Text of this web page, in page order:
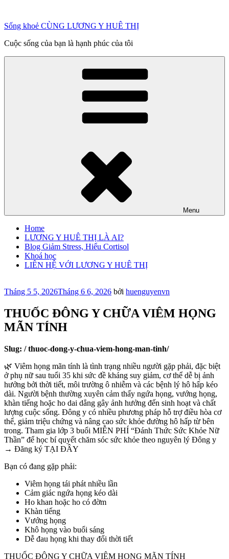
phần
dung
Sống khoẻ CÙNG LƯƠNG Y HUÊ THỊ
Cuộc sống của bạn là hạnh phúc của tôi
Menu
Home
LƯƠNG Y HUÊ THỊ LÀ AI?
Blog Giảm Stress, Hiểu Cortisol
Khoá học
LIÊN HỆ VỚI LƯƠNG Y HUÊ THỊ
Đăng
Tháng 5 5, 2026Tháng 6 6, 2026 bởi huenguyenvn
THUỐC ĐÔNG Y CHỮA VIÊM HỌNG
MÃN TÍNH
Slug: / thuoc-dong-y-chua-viem-hong-man-tinh/
🌿 Viêm họng mãn tính là tình trạng nhiều người gặp phải, đặc biệt
ở phụ nữ sau tuổi 35 khi sức đề kháng suy giảm, cơ thể dễ bị ảnh
hưởng bởi thời tiết, môi trường ô nhiễm và các bệnh lý hô hấp kéo
dài. Người bệnh thường xuyên cảm thấy ngứa họng, vướng họng,
khàn tiếng hoặc ho dai dẳng gây ảnh hưởng đến sinh hoạt và chất
lượng cuộc sống. Đông y có nhiều phương pháp hỗ trợ điều hòa cơ
thể, giảm triệu chứng và nâng cao sức khỏe đường hô hấp từ bên
trong. Tham gia lớp 3 buổi MIỄN PHÍ “Đánh Thức Sức Khỏe Nữ
Thần” để học bí quyết chăm sóc sức khỏe theo nguyên lý Đông y
→ Đăng ký TẠI ĐÂY
Bạn có đang gặp phải:
Viêm họng tái phát nhiều lần
Cảm giác ngứa họng kéo dài
Ho khan hoặc ho có đờm
Khàn tiếng
Vướng họng
Khô họng vào buổi sáng
Dễ đau họng khi thay đổi thời tiết
THUỐC ĐÔNG Y CHỮA VIÊM HỌNG MÃN TÍNH